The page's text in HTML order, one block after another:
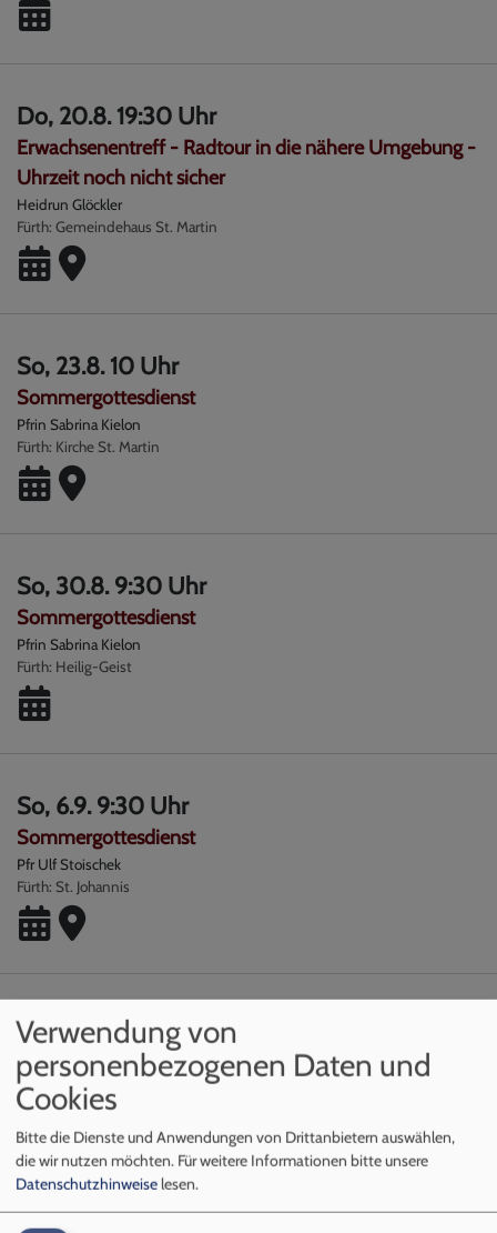
Do, 20.8. 19:30 Uhr
Erwachsenentreff - Radtour in die nähere Umgebung -
Uhrzeit noch nicht sicher
Heidrun Glöckler
Fürth Gemeindehaus St. Martin
So, 23.8. 10 Uhr
Sommergottesdienst
Pfrin Sabrina Kielon
Fürth Kirche St. Martin
So, 30.8. 9:30 Uhr
Sommergottesdienst
Pfrin Sabrina Kielon
Fürth Heilig-Geist
So, 6.9. 9:30 Uhr
Sommergottesdienst
Pfr Ulf Stoischek
Fürth St. Johannis
So, 13.9. 10-11 Uhr
Dorothee Sölle - Gottesdienst
Mystikerin und Theologin Dorothee Sölle steht im Mittelpunkt
Pfr. Karlheinz Häfner
Fürth
Kirche St. Martin
Verwendung von
personenbezogenen Daten und
Cookies
Bitte die Dienste und Anwendungen von Drittanbietern auswählen,
die wir nutzen möchten. Für weitere Informationen bitte unsere
Datenschutzhinweiselesen.